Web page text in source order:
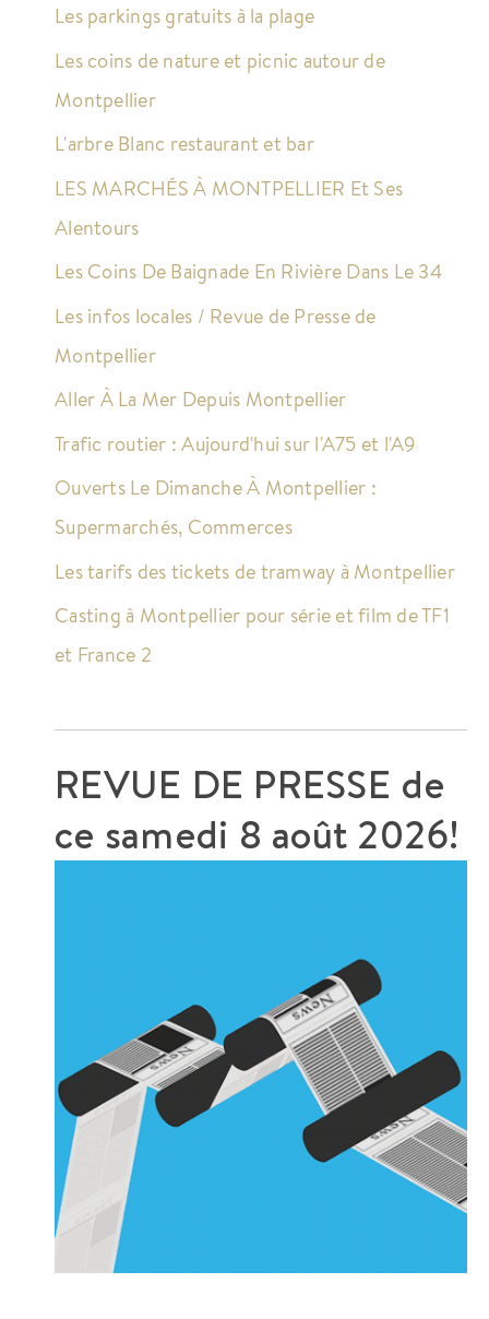
Les parkings gratuits à la plage
Les coins de nature et picnic autour de
Montpellier
L'arbre Blanc restaurant et bar
LES MARCHÉS À MONTPELLIER Et Ses
Alentours
Les Coins De Baignade En Rivière Dans Le 34
Les infos locales / Revue de Presse de
Montpellier
Aller À La Mer Depuis Montpellier
Trafic routier : Aujourd'hui sur l'A75 et l'A9
Ouverts Le Dimanche À Montpellier :
Supermarchés, Commerces
Les tarifs des tickets de tramway à Montpellier
Casting à Montpellier pour série et film de TF1
et France 2
REVUE DE PRESSE de
ce samedi 8 août 2026!